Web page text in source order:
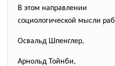
В этом направлении
социологической мысли
Освальд Шпенглер,
Арнольд Тойнби,